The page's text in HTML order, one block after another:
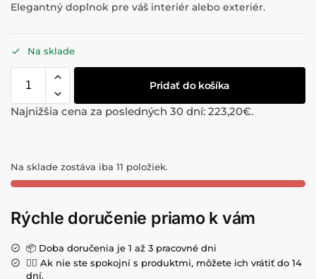
Elegantný doplnok pre váš interiér alebo exteriér.
Na sklade
Pridať do košíka
Najnižšia cena za posledných 30 dní: 223,20€.
Na sklade zostáva iba 11 položiek.
Rýchle doručenie priamo k vám
📦 Doba doručenia je 1 až 3 pracovné dni
💁‍♀️ Ak nie ste spokojní s produktmi, môžete ich vrátiť do 14
dní.